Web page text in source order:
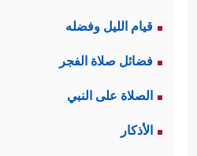
قيام الليل وفضله
فضائل صلاة الفجر
الصلاة على النبي
الأذكار